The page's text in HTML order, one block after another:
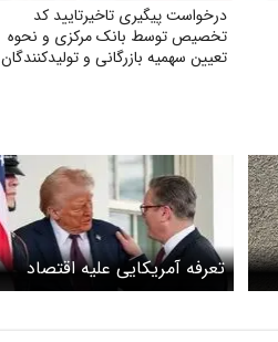
درخواست پیگیری تاخیرتایید کد
تخصیص توسط بانک مرکزی و نحوه
تعیین سهمیه بازرگانی و تولیدکنندگان
تعرفه آمریکایی علیه اقتصاد
انگلیسی